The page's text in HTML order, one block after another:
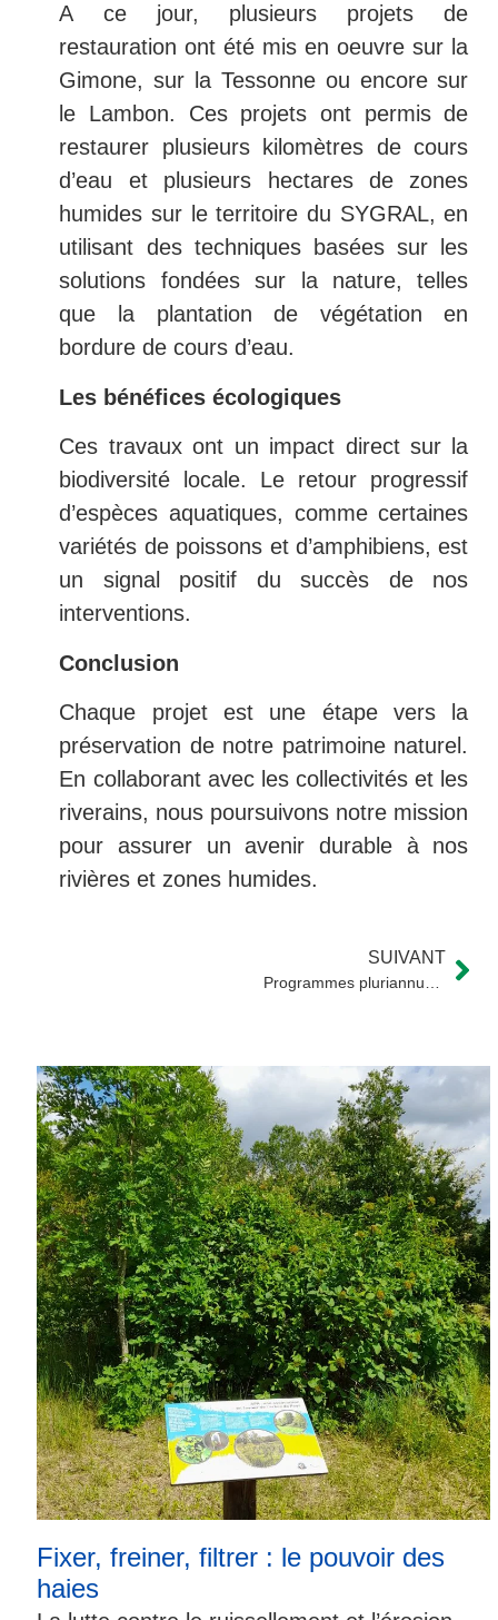
A ce jour, plusieurs projets de
restauration ont été mis en oeuvre sur la
Gimone, sur la Tessonne ou encore sur
le Lambon. Ces projets ont permis de
restaurer plusieurs kilomètres de cours
d’eau et plusieurs hectares de zones
humides sur le territoire du SYGRAL, en
utilisant des techniques basées sur les
solutions fondées sur la nature, telles
que la plantation de végétation en
bordure de cours d’eau.
Les bénéfices écologiques
Ces travaux ont un impact direct sur la
biodiversité locale. Le retour progressif
d’espèces aquatiques, comme certaines
variétés de poissons et d’amphibiens, est
un signal positif du succès de nos
interventions.
Conclusion
Chaque projet est une étape vers la
préservation de notre patrimoine naturel.
En collaborant avec les collectivités et les
riverains, nous poursuivons notre mission
pour assurer un avenir durable à nos
rivières et zones humides.
SUIVANT
Programmes pluriannuels de gestion : une vision stratégique pour l’avenir des milieux aquatiques
Fixer, freiner, filtrer : le pouvoir des
haies